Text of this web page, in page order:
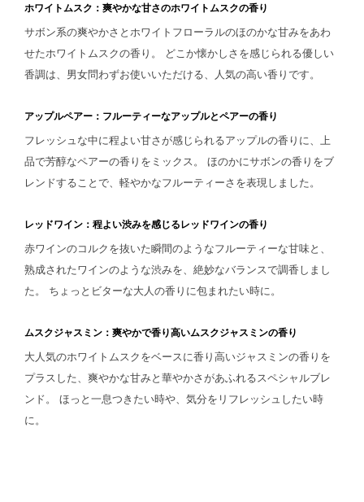
ホワイトムスク：爽やかな甘さのホワイトムスクの香り
サボン系の爽やかさとホワイトフローラルのほのかな甘みをあわ
せたホワイトムスクの香り。
どこか懐かしさを感じられる優しい
香調は、男女問わずお使いいただける、人気の高い香りです。
アップルペアー：フルーティーなアップルとペアーの香り
フレッシュな中に程よい甘さが感じられるアップルの香りに、上
品で芳醇なペアーの香りをミックス。
ほのかにサボンの香りをブ
レンドすることで、軽やかなフルーティーさを表現しました。
レッドワイン：程よい渋みを感じるレッドワインの香り
赤ワインのコルクを抜いた瞬間のようなフルーティーな甘味と、
熟成されたワインのような渋みを、絶妙なバランスで調香しまし
た。
ちょっとビターな大人の香りに包まれたい時に。
ムスクジャスミン：爽やかで香り高いムスクジャスミンの香り
大人気のホワイトムスクをベースに香り高いジャスミンの香りを
プラスした、爽やかな甘みと華やかさがあふれるスペシャルブレ
ンド。
ほっと一息つきたい時や、気分をリフレッシュしたい時
に。